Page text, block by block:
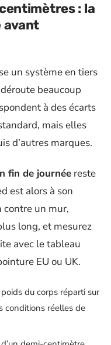
: la
avant
un système en tiers
beaucoup
à des écarts
mais elles
d’autres marques.
fin de journée reste
est alors à son
contre un mur,
long, et mesurez
avec le tableau
EU ou UK.
du corps réparti sur
conditions réelles de